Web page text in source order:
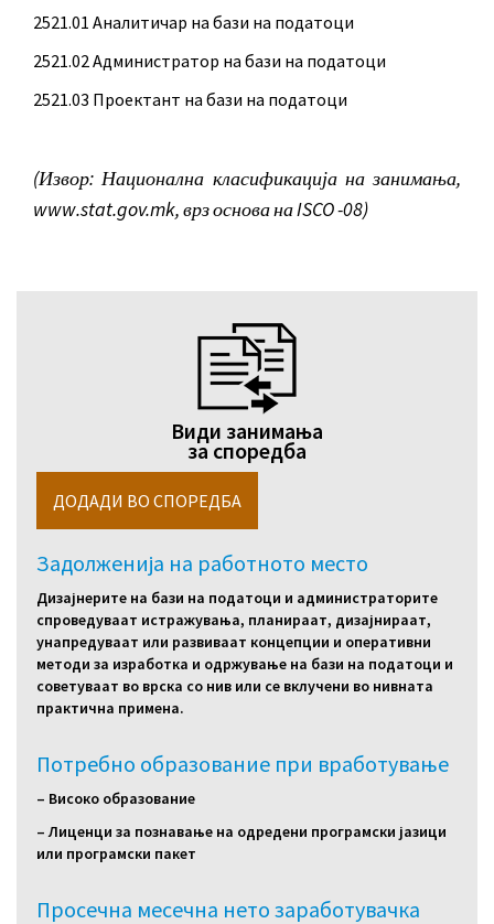
2521.01 Аналитичар на бази на податоци
2521.02 Администратор на бази на податоци
2521.03 Проектант на бази на податоци
(Извор: Национална класификација на занимања,
www.stat.gov.mk, врз основа на ISCO -08)
Види занимања
за споредба
Задолженија на работното место
Дизајнерите на бази на податоци и администраторите
спроведуваат истражувања, планираат, дизајнираат,
унапредуваат или развиваат концепции и оперативни
методи за изработка и одржување на бази на податоци и
советуваат во врска со нив или се вклучени во нивната
практична примена.
Потребно образование при вработување
– Високо образование
– Лиценци за познавање на одредени програмски јазици
или програмски пакет
Просечна месечна нето заработувачка